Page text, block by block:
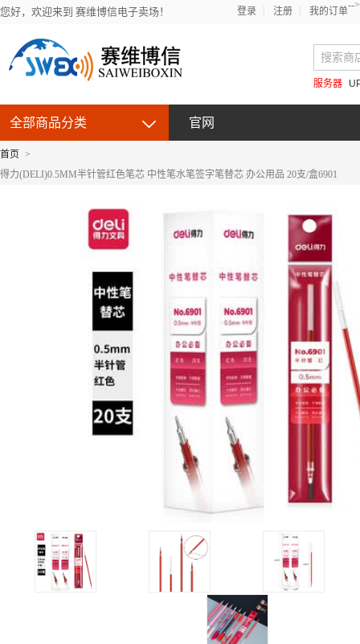
您好，欢迎来到 赛维博信电子卖场！
-->
登录 注册 我的订单
服务器
全部商品分类 官网
首页 >
得力(DELI)0.5MM半针管红色笔芯 中性笔水笔签字笔替芯 办公用品 20支/盒6901